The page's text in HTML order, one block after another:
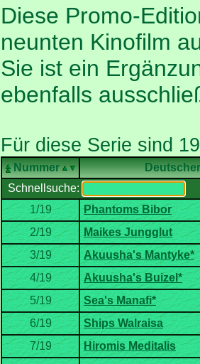
Diese Promo-
neunten Kinofilm
Sie ist ein
Nummer
Schnellsuche: